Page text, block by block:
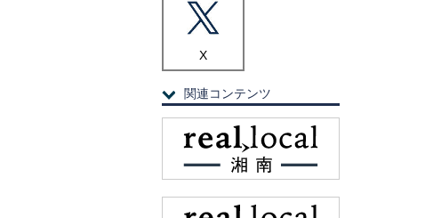
X
関連コンテンツ